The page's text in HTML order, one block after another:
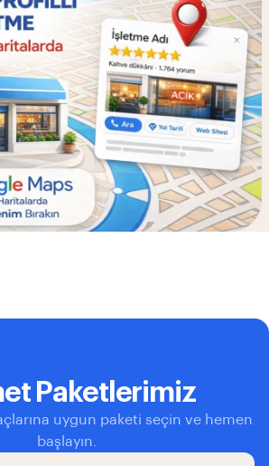
Paketlerimiz
uygun paketi seçin ve hemen
başlayın.